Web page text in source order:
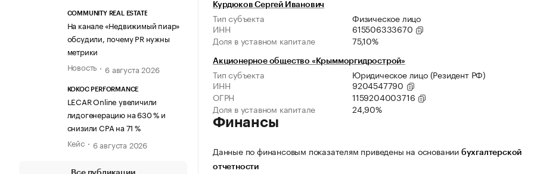
COMMUNITY REAL ESTATE
На канале «Недвижимый пиар»
обсудили, почему PR нужны
метрики
Новость
6 августа 2026
KOKOC PERFORMANCE
LECAR Online увеличили
лидогенерацию на 630 % и
снизили CPA на 71 %
Кейс
6 августа 2026
Курдюков Сергей Иванович
Тип субъекта
Физическое лицо
ИНН
615506333670
Доля в уставном капитале
75,10%
Акционерное общество «Крымморгидрострой»
Тип субъекта
Юридическое лицо (Резидент РФ)
ИНН
9204547790
ОГРН
1159204003716
Доля в уставном капитале
24,90%
Финансы
Данные по финансовым показателям приведены на основании бухгалтерской
отчетности